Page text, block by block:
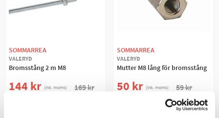
SOMMARREA
VALERYD
Bromsstång 2 m M8
144 kr (ink. moms) 169 kr
SOMMARREA
VALERYD
Mutter M8 lång för bromsstång
50 kr (ink. moms) 59 kr